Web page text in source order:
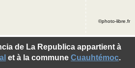
de La Republica appartient à
et à la commune Cuauhtémoc.
©photo-libre.fr